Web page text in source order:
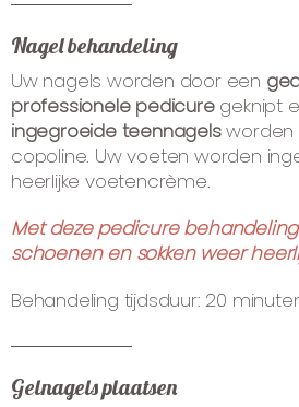
Nagel behandeling
Uw nagels worden door een
professionele pedicuregeknipt
ingegroeide teennagels
copoline. Uw voeten worden
heerlijke voetencrème.
Met deze pedicure
schoenen en sokken weer
Behandeling tijdsduur: 20
Gelnagels plaatsen